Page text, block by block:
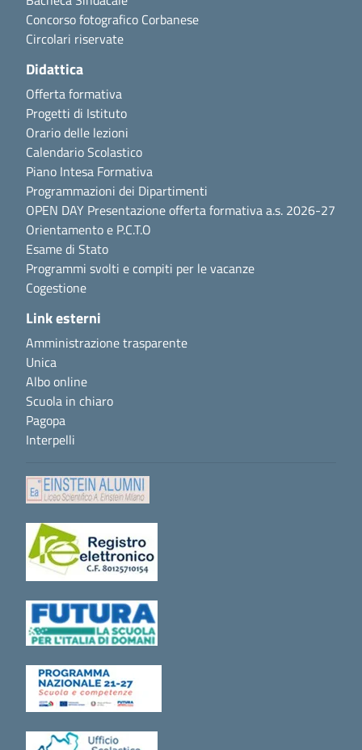
Concorso fotografico Corbanese
Circolari riservate
Didattica
Offerta formativa
Progetti di Istituto
Orario delle lezioni
Calendario Scolastico
Piano Intesa Formativa
Programmazioni dei Dipartimenti
OPEN DAY Presentazione offerta formativa a.s. 2026-27
Orientamento e P.C.T.O
Esame di Stato
Programmi svolti e compiti per le vacanze
Cogestione
Link esterni
Amministrazione trasparente
Unica
Albo online
Scuola in chiaro
Pagopa
Interpelli